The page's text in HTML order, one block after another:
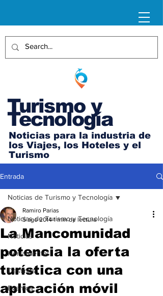
Turismo y
Tecnología
Noticias para la industria de
los Viajes, los Hoteles y el
Turismo
Entrada
Noticias de Turismo y Tecnología
Noticias
Herramientas
Destinos
Eventos
Noticias de Turismo y Tecnología
La Mancomunidad
potencia la oferta
turística con una
aplicación móvil
Ramiro Parias
5 ago 2014 1 min de lectura